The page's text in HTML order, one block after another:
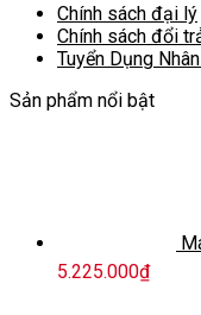
Chính sách đại lý
Chính sách đổi
Tuyển Dụng
Sản phẩm nổi bật
5.225.000₫